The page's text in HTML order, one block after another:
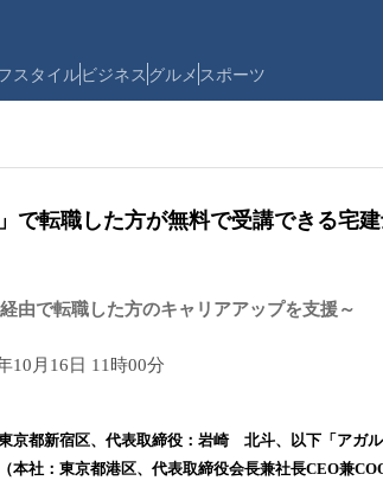
スタイルビジネス グルメ スポーツ
で転職した方が無料で受講できる宅
由で転職した方のキャリアアップを支援～
10月16日 11時00分
京都新宿区、代表取締役：岩崎 北斗、以下「アガ
本社：東京都港区、代表取締役会長兼社長CEO兼